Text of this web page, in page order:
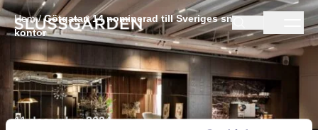
Hem/Götgatan 14 nominerad till Sveriges snyggaste
kontor
11 december 2024